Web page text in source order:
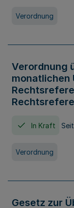
Verordnung
Verordnung
monatlichen
In Kraft
Verordnung
Gesetz zur